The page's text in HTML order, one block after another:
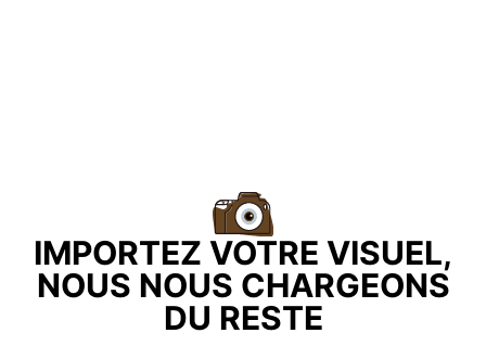
IMPORTEZ VOTRE VISUEL,
NOUS NOUS CHARGEONS
DU RESTE